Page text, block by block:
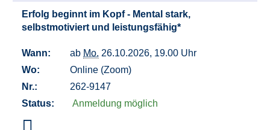
Erfolg beginnt im Kopf - Mental stark,
selbstmotiviert und leistungsfähig*
Wann: ab Mo. 26.10.2026, 19.00 Uhr
Wo:
Online (Zoom)
Nr.:
262-9147
Status:
Anmeldung möglich